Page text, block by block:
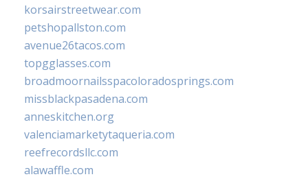
korsairstreetwear.com
petshopallston.com
avenue26tacos.com
topgglasses.com
broadmoornailsspacoloradosprings.com
missblackpasadena.com
anneskitchen.org
valenciamarketytaqueria.com
reefrecordsllc.com
alawaffle.com